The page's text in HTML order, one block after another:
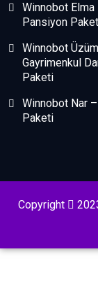
Winnobot
Pansiyon
Winnobot
Gayrimenkul
Paketi
Winnobot Nar
Paketi
Copyright